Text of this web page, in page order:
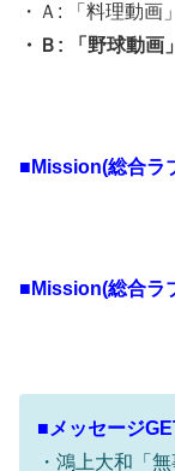
・Ａ: 「料理動画」
・Ｂ: 「野球動画
■Mission(総合ラ
■Mission(総合ラ
■メッセージ
・鴻上大和「